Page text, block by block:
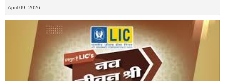
April 09, 2026